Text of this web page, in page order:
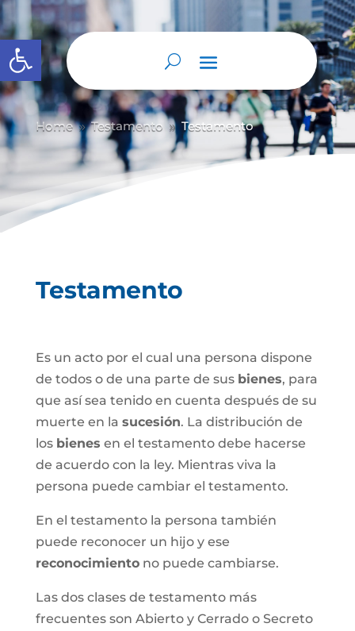
Abrir barra de herramientas
Home 9 Testamento 9 Testamento
Testamento
Es un acto por el cual una persona dispone
de todos o de una parte de sus bienes, para
que así sea tenido en cuenta después de su
muerte en la sucesión. La distribución de
los bienes en el testamento debe hacerse
de acuerdo con la ley. Mientras viva la
persona puede cambiar el testamento.
En el testamento la persona también
puede reconocer un hijo y ese
reconocimientono puede cambiarse.
Las dos clases de testamento más
frecuentes son Abierto y Cerrado o Secreto